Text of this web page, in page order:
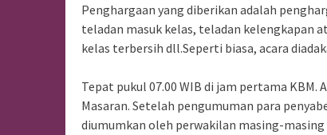
Penghargaan yang diberikan adalah
teladan masuk kelas, teladan kelengkapan
kelas terbersih dll.Seperti biasa, acara
Tepat pukul 07.00 WIB di jam pertama
Masaran. Setelah pengumuman para
diumumkan oleh perwakilan masing-masing